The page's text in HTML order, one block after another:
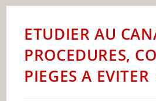
ETUDIER AU
PROCEDURES,
PIEGES A EVITER